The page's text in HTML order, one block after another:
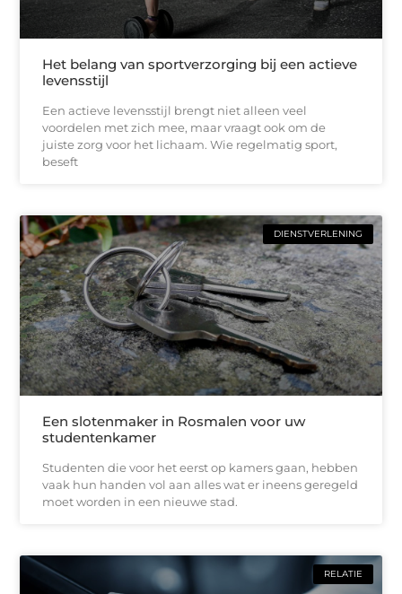
Het belang van sportverzorging bij een actieve
levensstijl
Een actieve levensstijl brengt niet alleen veel
voordelen met zich mee, maar vraagt ook om de
juiste zorg voor het lichaam. Wie regelmatig sport,
beseft
DIENSTVERLENING
Een slotenmaker in Rosmalen voor uw
studentenkamer
Studenten die voor het eerst op kamers gaan, hebben
vaak hun handen vol aan alles wat er ineens geregeld
moet worden in een nieuwe stad.
RELATIE